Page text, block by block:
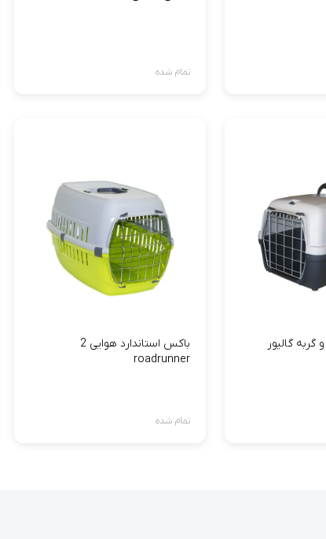
تمام شده
گالیور
باکس استاندارد هوایی 2
roadrunner
تمام شده